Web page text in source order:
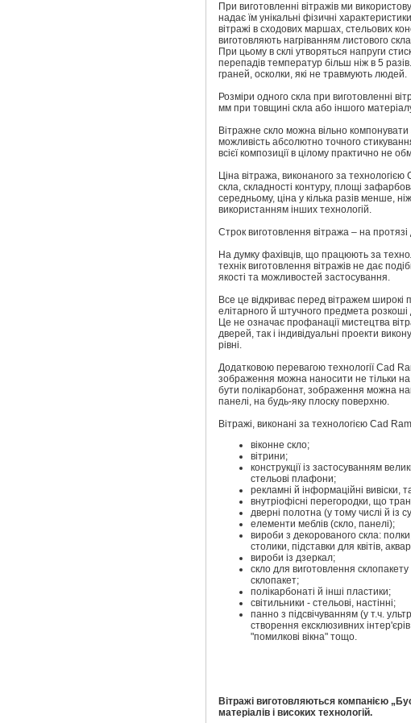
При виготовленні вітражів ми
надає їм унікальні фізичні
вітражі в сходових маршах, стельових
виготовляють нагріванням листового
При цьому в склі утворяться напруги
перепадів температур більш ніж в 5
граней, осколки, які не травмують людей.
Розміри одного скла при виготовленні
мм при товщині скла або іншого
Вітражне скло можна вільно
можливість абсолютно точного
всієї композиції в цілому практично не
Ціна вітража, виконаного за технологією
скла, складності контуру, площі
середньому, ціна у кілька разів менше,
використанням інших технологій.
Строк виготовлення вітража – на протязі
На думку фахівців, що працюють за
технік виготовлення вітражів не дає
якості та можливостей застосування.
Все це відкриває перед вітражем широкі
елітарного й штучного предмета
Це не означає профанації мистецтва
дверей, так і індивідуальні проекти
рівні.
Додатковою перевагою технології Cad
зображення можна наносити не тільки
бути полікарбонат, зображення можна
панелі, на будь-яку плоску поверхню.
Вітражі, виконані за технологією Cad
віконне скло;
вітрини;
конструкції із застосуванням
стельові плафони;
рекламні й інформаційні вивіски,
внутріофісні перегородки, що
дверні полотна (у тому числі й із
елементи меблів (скло, панелі);
вироби з декорованого скла:
столики, підставки для квітів,
вироби із дзеркал;
скло для виготовлення
склопакет;
полікарбонаті й інші пластики;
світильники - стельові, настінні;
панно з підсвічуванням (у т.ч.
створення ексклюзивних інтер'єрів
"помилкові вікна" тощо.
Вітражі виготовляються компанією
матеріалів і високих технологій.